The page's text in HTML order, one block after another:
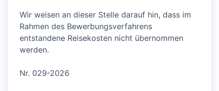
Wir weisen an dieser Stelle darauf hin, dass im
Rahmen des Bewerbungsverfahrens
entstandene Reisekosten nicht übernommen
werden.
Nr. 029-2026